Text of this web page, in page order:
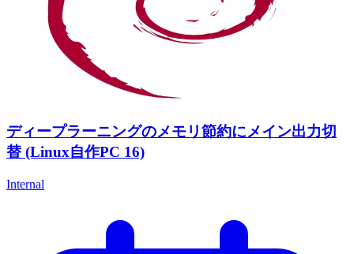
ディープラーニングのメモリ節約にメイン出力切
替 (Linux自作PC 16)
Internal